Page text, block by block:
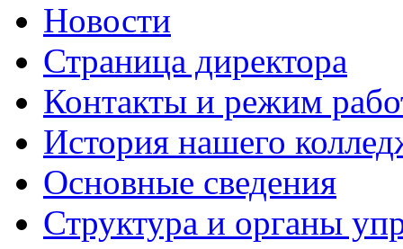
Новости
Страница директора
Контакты и режим
История нашего
Основные сведения
Структура и органы